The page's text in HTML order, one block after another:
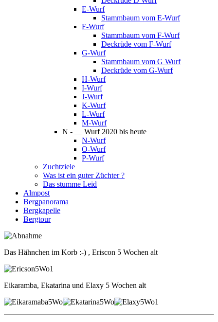
E-Wurf
Stammbaum vom E-Wurf
F-Wurf
Stammbaum vom F-Wurf
Deckrüde vom F-Wurf
G-Wurf
Stammbaum vom G Wurf
Deckrüde vom G-Wurf
H-Wurf
I-Wurf
J-Wurf
K-Wurf
L-Wurf
M-Wurf
N - __ Wurf 2020 bis heute
N-Wurf
O-Wurf
P-Wurf
Zuchtziele
Was ist ein guter Züchter ?
Das stumme Leid
Almpost
Bergpanorama
Bergkapelle
Bergtour
Das Hähnchen im Korb :-) , Eriscon 5 Wochen alt
Eikaramba, Ekatarina und Elaxy 5 Wochen alt